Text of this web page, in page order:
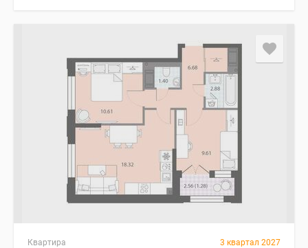
Квартира 3 квартал 2027